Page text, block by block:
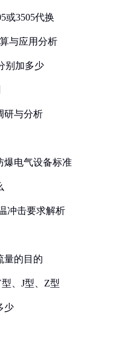
或3505代换
与应用分析
别加多少
研与分析
爆电气设备标准
冲击要求解析
量的目的
、J型、Z型
少